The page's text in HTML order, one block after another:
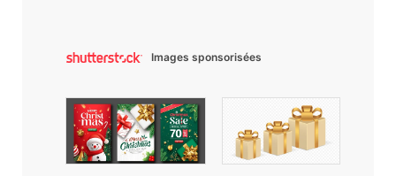
Images sponsorisées